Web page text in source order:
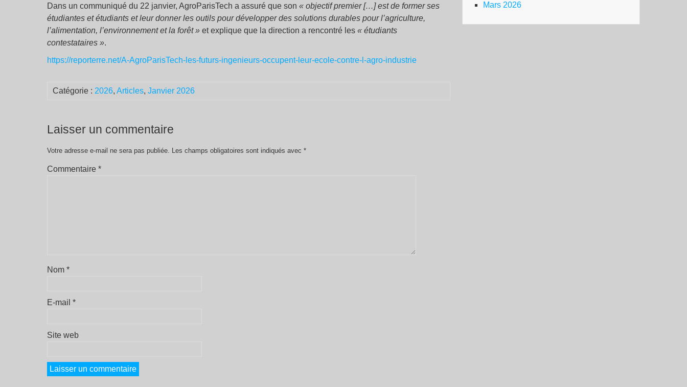
Dans un communiqué du 22 janvier, AgroParisTech a assuré que son « objectif premier […] est de former ses
étudiantes et étudiants et leur donner les outils pour développer des solutions durables pour l’agriculture,
l’alimentation, l’environnement et la forêt » et explique que la direction a rencontré les « étudiants
contestataires ».
https://reporterre.net/A-AgroParisTech-les-futurs-ingenieurs-occupent-leur-ecole-contre-l-agro-industrie
Catégorie : 2026, Articles, Janvier 2026
Laisser un commentaire
Votre adresse e-mail ne sera pas publiée. Les champs obligatoires sont indiqués avec *
Commentaire *
Nom *
E-mail *
Site web
Mars 2026